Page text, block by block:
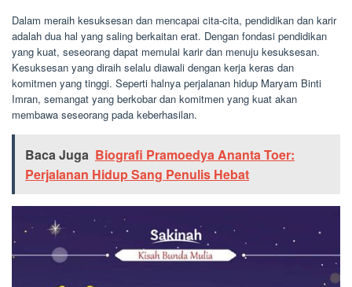
Dalam meraih kesuksesan dan mencapai cita-cita, pendidikan dan karir
adalah dua hal yang saling berkaitan erat. Dengan fondasi pendidikan
yang kuat, seseorang dapat memulai karir dan menuju kesuksesan.
Kesuksesan yang diraih selalu diawali dengan kerja keras dan
komitmen yang tinggi. Seperti halnya perjalanan hidup Maryam Binti
Imran, semangat yang berkobar dan komitmen yang kuat akan
membawa seseorang pada keberhasilan.
Baca Juga Biografi Pramoedya Ananta Toer:
Perjalanan Hidup Sang Penulis Hebat